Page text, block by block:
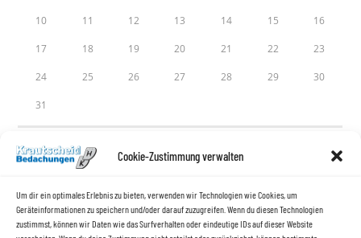
Cookie-Zustimmung verwalten
Um dir ein optimales Erlebnis zu bieten, verwenden wir Technologien wie Cookies, um
Geräteinformationen zu speichern und/oder darauf zuzugreifen. Wenn du diesen Technologien
zustimmst, können wir Daten wie das Surfverhalten oder eindeutige IDs auf dieser Website
10 11 12 13 14 15 16
17 18 19 20 21 22 23
24 25 26 27 28 29 30
31